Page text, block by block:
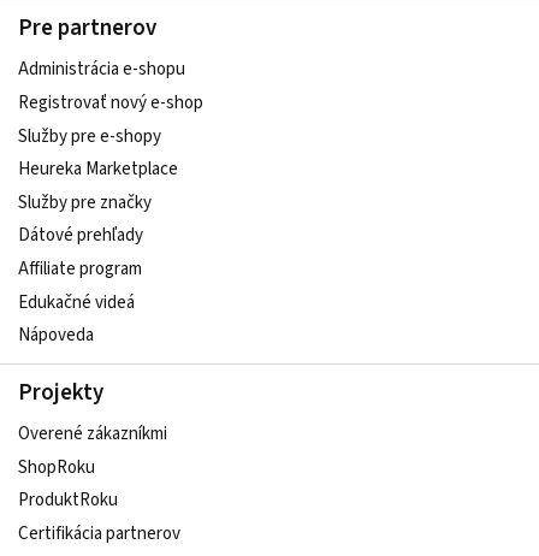
Pre partnerov
Administrácia e-shopu
Registrovať nový e-shop
Služby pre e‑shopy
Heureka Marketplace
Služby pre značky
Dátové prehľady
Affiliate program
Edukačné videá
Nápoveda
Projekty
Overené zákazníkmi
ShopRoku
ProduktRoku
Certifikácia partnerov